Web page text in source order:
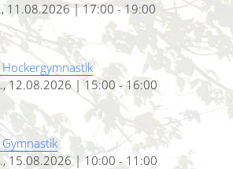
11.08.2026 | 17:00 - 19:00
Hockergymnastik
12.08.2026 | 15:00 - 16:00
Gymnastik
15.08.2026 | 10:00 - 11:00